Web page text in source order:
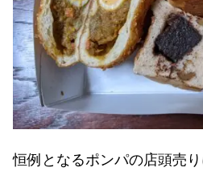
恒例となるポンパの店頭売